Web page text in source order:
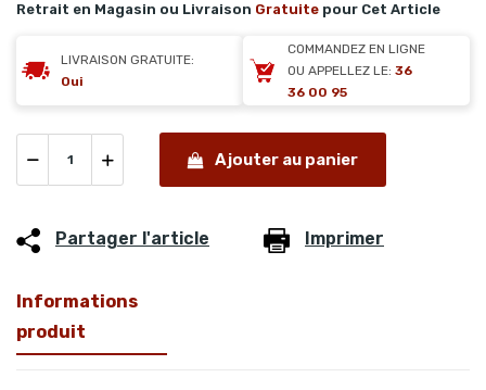
Retrait en Magasin ou Livraison Gratuite pour Cet Article
LIVRAISON GRATUITE:
Oui
COMMANDEZ EN LIGNE
OU APPELLEZ LE: 36
36 00 95
Ajouter au panier
Partager l'article Imprimer
Informations
produit